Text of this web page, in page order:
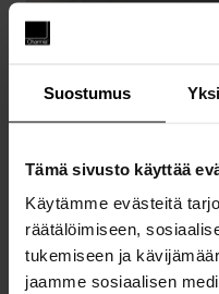
Suostumus
Tämä sivusto käyttää
Käytämme evästeitä
räätälöimiseen,
tukemiseen ja
jaamme sosiaalisen
Pitkä ja kapea tila
Käytännölliset
työskentelytila
pyykkihuoltoa.